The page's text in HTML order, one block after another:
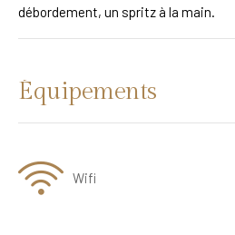
débordement, un spritz à la main.
Équipements
Wifi